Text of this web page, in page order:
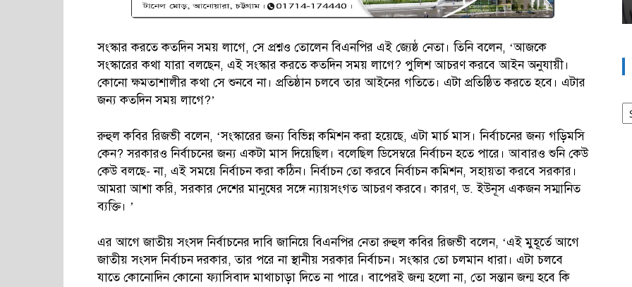
সংস্কার করতে কতদিন সময় লাগে, সে প্রশ্নও তোলেন বিএনপির এই জ্যেষ্ঠ নেতা। তিনি বলেন, ‘আজকে
সংস্কারের কথা যারা বলছেন, এই সংস্কার করতে কতদিন সময় লাগে? পুলিশ আচরণ করবে আইন অনুযায়ী।
কোনো ক্ষমতাশালীর কথা সে শুনবে না। প্রতিষ্ঠান চলবে তার আইনের গতিতে। এটা প্রতিষ্ঠিত করতে হবে। এটার
জন্য কতদিন সময় লাগে?’
রুহুল কবির রিজভী বলেন, ‘সংস্কারের জন্য বিভিন্ন কমিশন করা হয়েছে, এটা মার্চ মাস। নির্বাচনের জন্য গড়িমসি
কেন? সরকারও নির্বাচনের জন্য একটা মাস দিয়েছিল। বলেছিল ডিসেম্বরে নির্বাচন হতে পারে। আবারও শুনি কেউ
কেউ বলছে- না, এই সময়ে নির্বাচন করা কঠিন। নির্বাচন তো করবে নির্বাচন কমিশন, সহায়তা করবে সরকার।
আমরা আশা করি, সরকার দেশের মানুষের সঙ্গে ন্যায়সংগত আচরণ করবে। কারণ, ড. ইউনূস একজন সম্মানিত
ব্যক্তি। ’
এর আগে জাতীয় সংসদ নির্বাচনের দাবি জানিয়ে বিএনপির নেতা রুহুল কবির রিজভী বলেন, ‘এই মুহূর্তে আগে
জাতীয় সংসদ নির্বাচন দরকার, তার পরে না স্থানীয় সরকার নির্বাচন। সংস্কার তো চলমান ধারা। এটা চলবে
যাতে কোনোদিন কোনো ফ্যাসিবাদ মাথাচাড়া দিতে না পারে। বাপেরই জন্ম হলো না, তো সন্তান জন্ম হবে কি